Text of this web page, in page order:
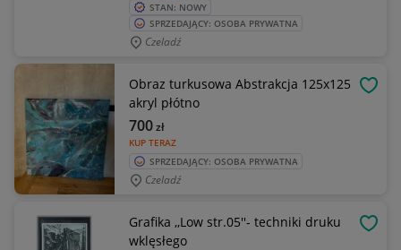
STAN: NOWY
SPRZEDAJĄCY: OSOBA PRYWATNA
Czeladź
Obraz turkusowa Abstrakcja 125x125
akryl płótno
KUP TERAZ
700zł
SPRZEDAJĄCY: OSOBA PRYWATNA
Czeladź
Grafika ,,Low str.05''- techniki druku
wklęsłego